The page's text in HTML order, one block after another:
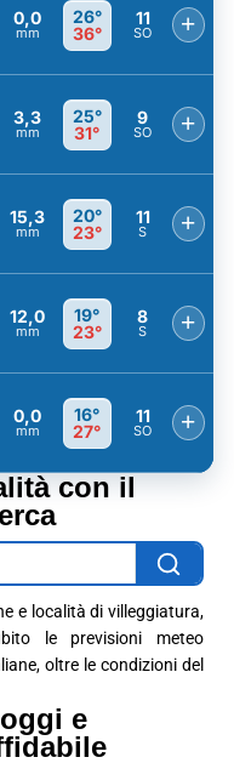
0,0
mm
26°
36°
11
SO +
3,3
mm
25°
31°
9
SO +
15,3
mm
20°
23°
11
S +
12,0
mm
19°
23°
8
S +
0,0
mm
16°
27°
11
SO +
con il
e località di villeggiatura,
le previsioni meteo
oltre le condizioni del
e